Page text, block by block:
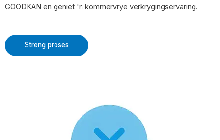
GOODKAN en geniet 'n kommervrye verkrygingservaring.
Streng proses